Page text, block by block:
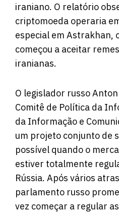
iraniano. O relatório
criptomoeda operaria
especial em Astrakhan,
começou a aceitar
iranianas.
O legislador russo
Comitê de Política da
da Informação e
um projeto conjunto de
possível quando o
estiver totalmente
Rússia. Após vários
parlamento russo
vez começar a regular